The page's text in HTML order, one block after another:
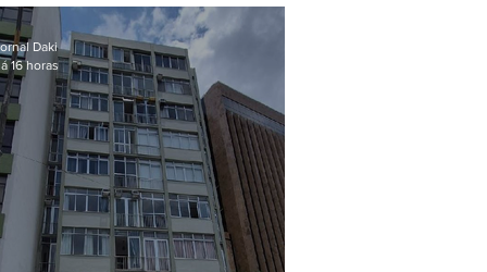
Daki
16 horas